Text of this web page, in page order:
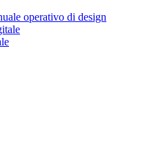
operativo di design